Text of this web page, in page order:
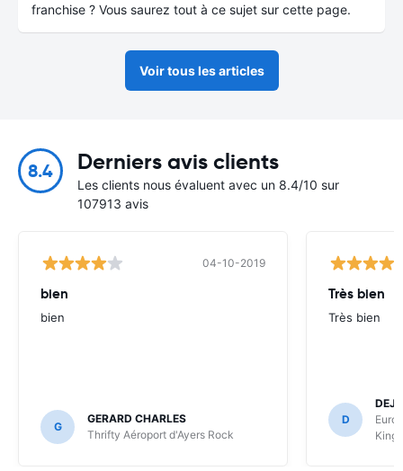
franchise ? Vous saurez tout à ce sujet sur cette page.
Voir tous les articles
8.4 Derniers avis clients
Les clients nous évaluent avec un 8.4/10 sur
107913 avis
04-10-2019
bien
bien
G
GERARD CHARLES
Thrifty Aéroport d'Ayers Rock
Très bien
Très bien
D